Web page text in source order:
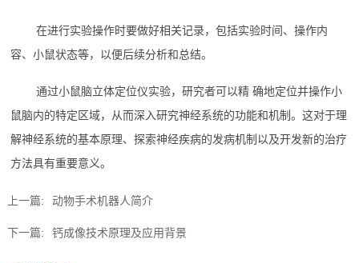
在进行实验操作时要做好相关记录，包括实验时间、操作内
容、小鼠状态等，以便后续分析和总结。
通过小鼠脑立体定位仪实验，研究者可以精 确地定位并操作小
鼠脑内的特定区域，从而深入研究神经系统的功能和机制。这对于理
解神经系统的基本原理、探索神经疾病的发病机制以及开发新的治疗
方法具有重要意义。‍
上一篇: 动物手术机器人简介
下一篇: 钙成像技术原理及应用背景